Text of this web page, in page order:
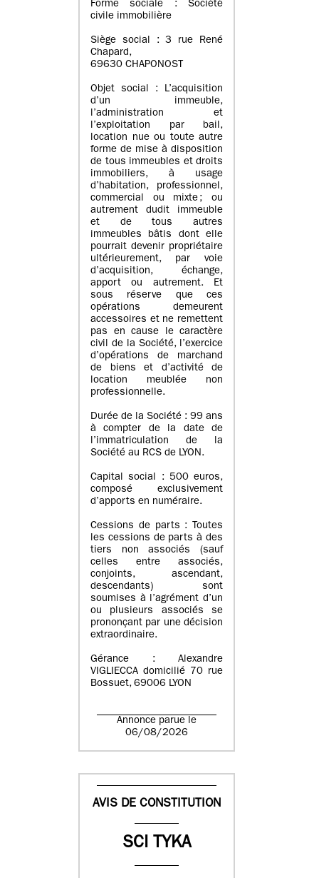
Forme sociale : Société
civile immobilière
Siège social : 3 rue René
Chapard,
69630 CHAPONOST
Objet social : L’acquisition
d’un immeuble,
l’administration et
l’exploitation par bail,
location nue ou toute autre
forme de mise à disposition
de tous immeubles et droits
immobiliers, à usage
d’habitation, professionnel,
commercial ou mixte ; ou
autrement dudit immeuble
et de tous autres
immeubles bâtis dont elle
pourrait devenir propriétaire
ultérieurement, par voie
d’acquisition, échange,
apport ou autrement. Et
sous réserve que ces
opérations demeurent
accessoires et ne remettent
pas en cause le caractère
civil de la Société, l’exercice
d’opérations de marchand
de biens et d’activité de
location meublée non
professionnelle.
Durée de la Société : 99 ans
à compter de la date de
l’immatriculation de la
Société au RCS de LYON.
Capital social : 500 euros,
composé exclusivement
d’apports en numéraire.
Cessions de parts : Toutes
les cessions de parts à des
tiers non associés (sauf
celles entre associés,
conjoints, ascendant,
descendants) sont
soumises à l’agrément d’un
ou plusieurs associés se
prononçant par une décision
extraordinaire.
Gérance : Alexandre
VIGLIECCA domicilié 70 rue
Bossuet, 69006 LYON
Annonce parue le
06/08/2026
AVIS DE CONSTITUTION
SCI TYKA